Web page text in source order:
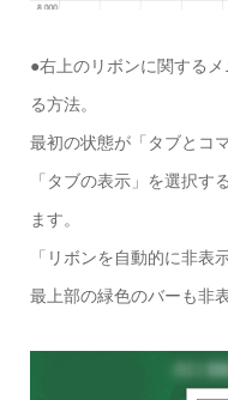
●右上のリボンに関する
る方法。
最初の状態が「タブとコ
「タブの表示」を選択す
ます。
「リボンを自動的に非表
最上部の緑色のバーも非